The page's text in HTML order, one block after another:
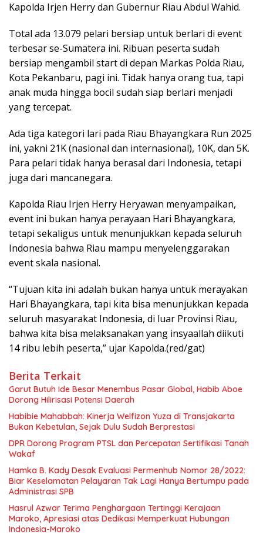
Kapolda Irjen Herry dan Gubernur Riau Abdul Wahid.
Total ada 13.079 pelari bersiap untuk berlari di event
terbesar se-Sumatera ini. Ribuan peserta sudah
bersiap mengambil start di depan Markas Polda Riau,
Kota Pekanbaru, pagi ini. Tidak hanya orang tua, tapi
anak muda hingga bocil sudah siap berlari menjadi
yang tercepat.
Ada tiga kategori lari pada Riau Bhayangkara Run 2025
ini, yakni 21K (nasional dan internasional), 10K, dan 5K.
Para pelari tidak hanya berasal dari Indonesia, tetapi
juga dari mancanegara.
Kapolda Riau Irjen Herry Heryawan menyampaikan,
event ini bukan hanya perayaan Hari Bhayangkara,
tetapi sekaligus untuk menunjukkan kepada seluruh
Indonesia bahwa Riau mampu menyelenggarakan
event skala nasional.
“Tujuan kita ini adalah bukan hanya untuk merayakan
Hari Bhayangkara, tapi kita bisa menunjukkan kepada
seluruh masyarakat Indonesia, di luar Provinsi Riau,
bahwa kita bisa melaksanakan yang insyaallah diikuti
14 ribu lebih peserta,” ujar Kapolda.(red/gat)
Berita Terkait
Garut Butuh Ide Besar Menembus Pasar Global, Habib Aboe
Dorong Hilirisasi Potensi Daerah
Habibie Mahabbah: Kinerja Welfizon Yuza di Transjakarta
Bukan Kebetulan, Sejak Dulu Sudah Berprestasi
DPR Dorong Program PTSL dan Percepatan Sertifikasi Tanah
Wakaf
Hamka B. Kady Desak Evaluasi Permenhub Nomor 28/2022:
Biar Keselamatan Pelayaran Tak Lagi Hanya Bertumpu pada
Administrasi SPB
Hasrul Azwar Terima Penghargaan Tertinggi Kerajaan
Maroko, Apresiasi atas Dedikasi Memperkuat Hubungan
Indonesia-Maroko